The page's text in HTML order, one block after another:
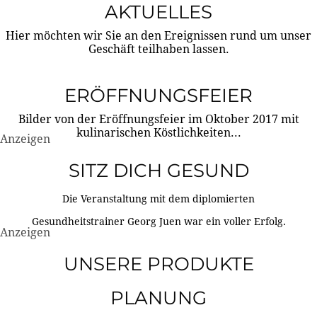
AKTUELLES
Hier möchten wir Sie an den Ereignissen rund um unser
Geschäft teilhaben lassen.
ERÖFFNUNGSFEIER
Bilder von der Eröffnungsfeier im Oktober 2017 mit
kulinarischen Köstlichkeiten...
Anzeigen
SITZ DICH GESUND
Die Veranstaltung mit dem diplomierten
Gesundheitstrainer Georg Juen war ein voller Erfolg.
Anzeigen
UNSERE PRODUKTE
PLANUNG